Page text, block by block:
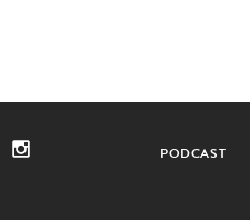
PODCAST